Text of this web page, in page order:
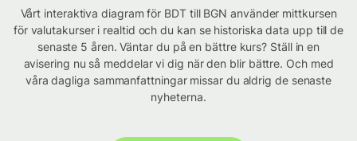
Vårt interaktiva diagram för BDT till BGN använder mittkursen
för valutakurser i realtid och du kan se historiska data upp till de
senaste 5 åren. Väntar du på en bättre kurs? Ställ in en
avisering nu så meddelar vi dig när den blir bättre. Och med
våra dagliga sammanfattningar missar du aldrig de senaste
nyheterna.